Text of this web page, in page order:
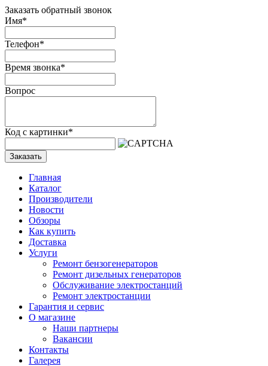
Заказать обратный звонок
Имя*
Телефон*
Время звонка*
Вопрос
Код с картинки*
Заказать
Главная
Каталог
Производители
Новости
Обзоры
Как купить
Доставка
Услуги
Ремонт бензогенераторов
Ремонт дизельных генераторов
Обслуживание электростанций
Ремонт электростанции
Гарантия и сервис
О магазине
Наши партнеры
Вакансии
Контакты
Галерея